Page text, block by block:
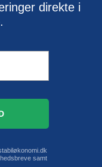
direkte i
samt